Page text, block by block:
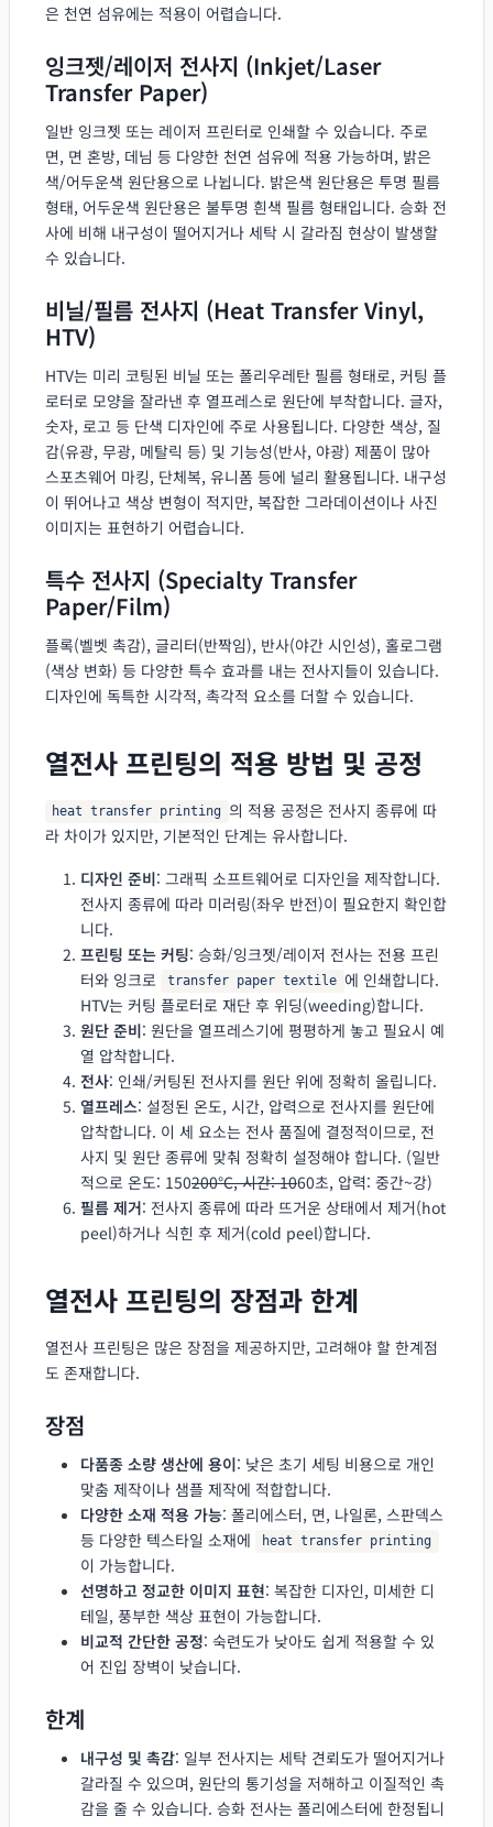
은 천연 섬유에는 적용이 어렵습니다.
잉크젯/레이저 전사지 (Inkjet/Laser
Transfer Paper)
일반 잉크젯 또는 레이저 프린터로 인쇄할 수 있습니다. 주로
면, 면 혼방, 데님 등 다양한 천연 섬유에 적용 가능하며, 밝은
색/어두운색 원단용으로 나뉩니다. 밝은색 원단용은 투명 필름
형태, 어두운색 원단용은 불투명 흰색 필름 형태입니다. 승화 전
사에 비해 내구성이 떨어지거나 세탁 시 갈라짐 현상이 발생할
수 있습니다.
비닐/필름 전사지 (Heat Transfer Vinyl,
HTV)
HTV는 미리 코팅된 비닐 또는 폴리우레탄 필름 형태로, 커팅 플
로터로 모양을 잘라낸 후 열프레스로 원단에 부착합니다. 글자,
숫자, 로고 등 단색 디자인에 주로 사용됩니다. 다양한 색상, 질
감(유광, 무광, 메탈릭 등) 및 기능성(반사, 야광) 제품이 많아
스포츠웨어 마킹, 단체복, 유니폼 등에 널리 활용됩니다. 내구성
이 뛰어나고 색상 변형이 적지만, 복잡한 그라데이션이나 사진
이미지는 표현하기 어렵습니다.
특수 전사지 (Specialty Transfer
Paper/Film)
플록(벨벳 촉감), 글리터(반짝임), 반사(야간 시인성), 홀로그램
(색상 변화) 등 다양한 특수 효과를 내는 전사지들이 있습니다.
디자인에 독특한 시각적, 촉각적 요소를 더할 수 있습니다.
열전사 프린팅의 적용 방법 및 공정
heat transfer printing 의 적용 공정은 전사지 종류에 따
라 차이가 있지만, 기본적인 단계는 유사합니다.
디자인 준비: 그래픽 소프트웨어로 디자인을 제작합니다.
전사지 종류에 따라 미러링(좌우 반전)이 필요한지 확인합
니다.
프린팅 또는 커팅: 승화/잉크젯/레이저 전사는 전용 프린
터와 잉크로
transfer paper textile 에 인쇄합니다.
HTV는 커팅 플로터로 재단 후 위딩(weeding)합니다.
원단 준비: 원단을 열프레스기에 평평하게 놓고 필요시 예
열 압착합니다.
전사: 인쇄/커팅된 전사지를 원단 위에 정확히 올립니다.
열프레스: 설정된 온도, 시간, 압력으로 전사지를 원단에
압착합니다. 이 세 요소는 전사 품질에 결정적이므로, 전
사지 및 원단 종류에 맞춰 정확히 설정해야 합니다. (일반
적으로 온도: 150200°C, 시간: 1060초, 압력: 중간~강)
필름 제거: 전사지 종류에 따라 뜨거운 상태에서 제거(hot
peel)하거나 식힌 후 제거(cold peel)합니다.
열전사 프린팅의 장점과 한계
열전사 프린팅은 많은 장점을 제공하지만, 고려해야 할 한계점
도 존재합니다.
장점
다품종 소량 생산에 용이: 낮은 초기 세팅 비용으로 개인
맞춤 제작이나 샘플 제작에 적합합니다.
다양한 소재 적용 가능: 폴리에스터, 면, 나일론, 스판덱스
등 다양한 텍스타일 소재에
heat transfer printing
이 가능합니다.
선명하고 정교한 이미지 표현: 복잡한 디자인, 미세한 디
테일, 풍부한 색상 표현이 가능합니다.
비교적 간단한 공정: 숙련도가 낮아도 쉽게 적용할 수 있
어 진입 장벽이 낮습니다.
한계
내구성 및 촉감: 일부 전사지는 세탁 견뢰도가 떨어지거나
갈라질 수 있으며, 원단의 통기성을 저해하고 이질적인 촉
감을 줄 수 있습니다. 승화 전사는 폴리에스터에 한정됩니